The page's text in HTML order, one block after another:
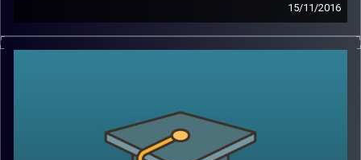
15/11/2016
דוקטור נועה אלבלדה רצה אל האולפן כדי
להשפעה שיש לה על הרגשות שלנו והבריאות
הכללית. רק אל תפריזו, זה גם חשוב